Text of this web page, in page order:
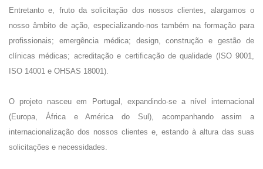
Entretanto e, fruto da solicitação dos nossos clientes, alargamos o
nosso âmbito de ação, especializando-nos também na formação para
profissionais; emergência médica; design, construção e gestão de
clínicas médicas; acreditação e certificação de qualidade (ISO 9001,
ISO 14001 e OHSAS 18001).
O projeto nasceu em Portugal, expandindo-se a nível internacional
(Europa, África e América do Sul), acompanhando assim a
internacionalização dos nossos clientes e, estando à altura das suas
solicitações e necessidades.